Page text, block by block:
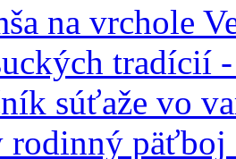
na vrchole
tradícií
súťaže vo
rodinný päťboj